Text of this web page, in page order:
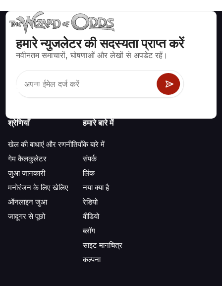
हमारे न्युजलेटर की सदस्यता प्राप्त करें
नवीनतम समाचारों, घोषणाओं और लेखों से अपडेट रहें।
ब्लैकजैक, क्रेप्स, रूलेट और अन्य सैकड़ों कैसीनो खेलों के लिए गणितीय रूप से सही
श्रेणियाँ
खेल की बाधाएं और रणनीतियाँ
गेम कैलकुलेटर
जुआ जानकारी
मनोरंजन के लिए खेलिए
ऑनलाइन जुआ
जादूगर से पूछो
हमारे बारे में
के बारे में
संपर्क
लिंक
नया क्या है
रेडियो
वीडियो
ब्लॉग
साइट मानचित्र
कल्पना